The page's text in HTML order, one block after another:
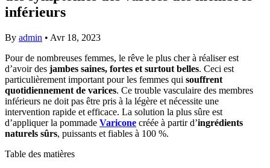
inférieurs
By admin • Avr 18, 2023
Pour de nombreuses femmes, le rêve le plus cher à réaliser est
d’avoir des jambes saines, fortes et surtout belles. Ceci est
particulièrement important pour les femmes qui souffrent
quotidiennement de varices. Ce trouble vasculaire des membres
inférieurs ne doit pas être pris à la légère et nécessite une
intervention rapide et efficace. La solution la plus sûre est
d’appliquer la pommade Varicone créée à partir d’ingrédients
naturels sûrs, puissants et fiables à 100 %.
Table des matières